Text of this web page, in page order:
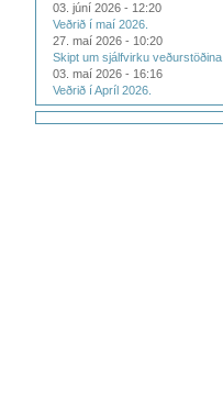
03. júní 2026 - 12:20
Veðrið í maí 2026.
27. maí 2026 - 10:20
Skipt um sjálfvirku veðurstöðina.
03. maí 2026 - 16:16
Veðrið í Apríl 2026.